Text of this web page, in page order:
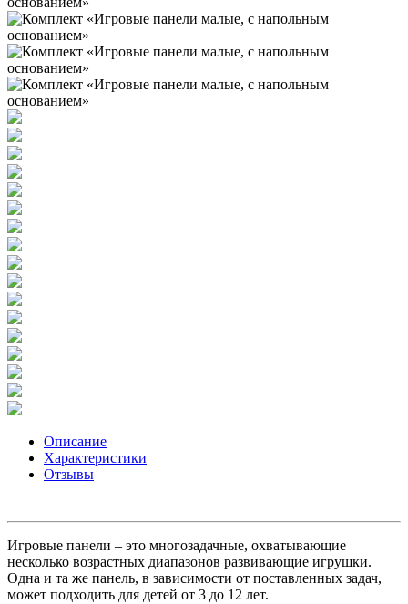
Описание
Характеристики
Отзывы
Игровые панели – это многозадачные, охватывающие
несколько возрастных диапазонов развивающие игрушки.
Одна и та же панель, в зависимости от поставленных задач,
может подходить для детей от 3 до 12 лет.